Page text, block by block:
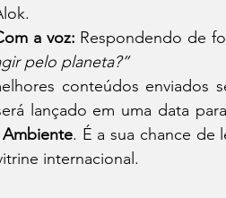
a voz: Respondendo de
pelo planeta?”
conteúdos enviados
lançado em uma data
. É a sua chance de
internacional.